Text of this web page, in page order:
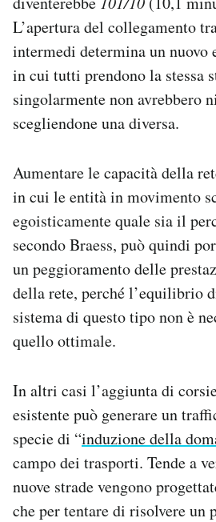
L’apertura del collegamento
intermedi determina un
in cui tutti prendono la stessa
singolarmente non avrebbero
scegliendone una diversa.
Aumentare le capacità della
in cui le entità in movimento
egoisticamente quale sia il
secondo Braess, può quindi
un peggioramento delle
della rete, perché l’equilibrio
sistema di questo tipo non è
quello ottimale.
In altri casi l’aggiunta di
esistente può generare un
specie di “induzione della
campo dei trasporti. Tende a
nuove strade vengono
che per tentare di risolvere un